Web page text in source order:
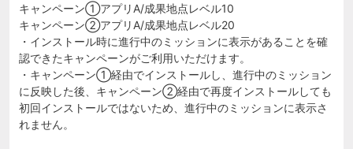
キャンペーン①アプリA/成果地点レベル10
キャンペーン②アプリA/成果地点レベル20
・インストール時に進行中のミッションに表示があることを確
認できたキャンペーンがご利用いただけます。
・キャンペーン①経由でインストールし、進行中のミッション
に反映した後、キャンペーン②経由で再度インストールしても
初回インストールではないため、進行中のミッションに表示さ
れません。